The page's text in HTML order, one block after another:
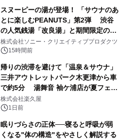
スヌーピーの湯が登場！ 「サウナのあ
とに楽しむPEANUTS」第2弾 渋谷
の人気銭湯「改良湯」と期間限定のコ
ラボレーション サウナイキタイコラ
ボグッズも発売決定！
株式会社ソニー・クリエイティブプロダクツ
15時間前
帰りの渋滞を避けて「温泉＆サウナ」
三井アウトレットパーク木更津から車
で約5分 湯舞音 袖ケ浦店が夏フェア
メニューを提供
株式会社楽久屋
1日前
眠りづらさの正体──寝ると呼吸が弱
くなる"体の構造"をやさしく解説する